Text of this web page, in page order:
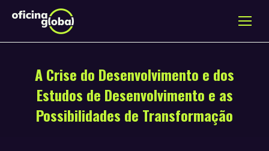
A Crise do Desenvolvimento e dos
Estudos de Desenvolvimento e as
Possibilidades de Transformação